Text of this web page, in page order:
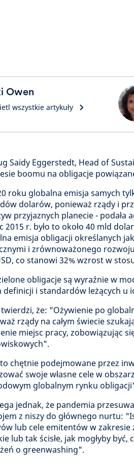
Owen
wszystkie artykuły
Saidy Eggerstedt, Head of
boomu na obligacje
roku globalna emisja samych
dolarów, ponieważ rządy i
przyjaznych planecie -
2015 r. było to około 40 mld
emisja obligacji określanych
i zrównoważonego
co stanowi 32% wzrost w
obligacje są wyraźnie w
definicji i standardów leżących u
twierdzi, że: "Ożywienie po
rządy na całym świecie
miejsc pracy, zobowiązując
to chętnie podejmowane przez
swoje własne cele w
globalnym rynku
jednak, że pandemia
z niszy do głównego nurtu:
lub cele emitentów w
lub tak ścisłe, jak mogłyby
o greenwashing".